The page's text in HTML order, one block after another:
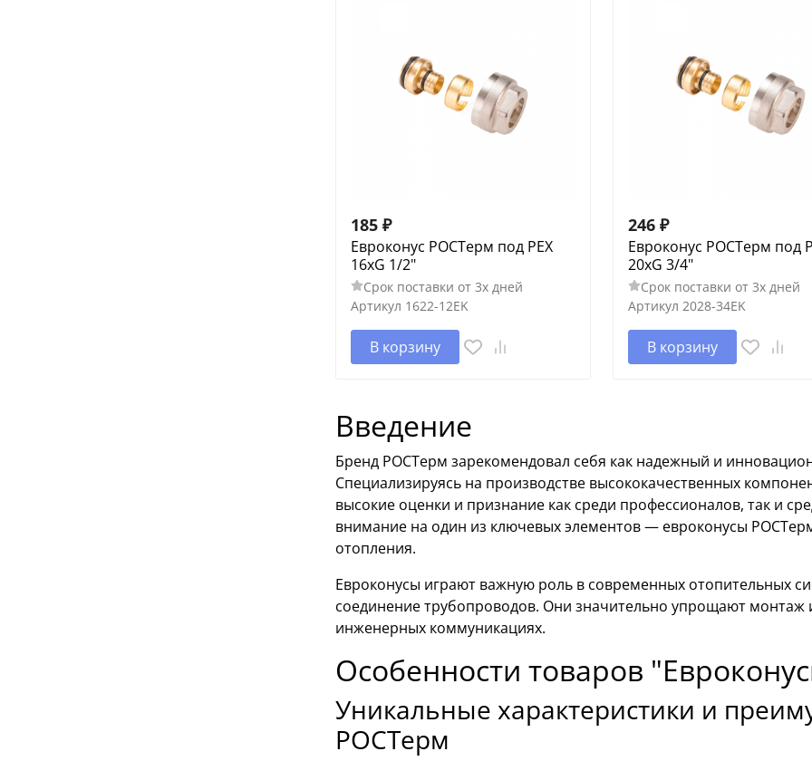
185 ₽
Евроконус РОСТерм под PEX
16xG 1/2"
Срок поставки от 3х дней
Артикул 1622-12EK
В корзину
246 ₽
Евроконус РОСТерм под
20xG 3/4"
Срок поставки от 3х дней
Артикул 2028-34EK
В корзину
Введение
Бренд РОСТерм зарекомендовал себя как надежный и
Специализируясь на производстве высококачественных
высокие оценки и признание как среди профессионалов, так и
внимание на один из ключевых элементов — евроконусы
отопления.
Евроконусы играют важную роль в современных отопительных
соединение трубопроводов. Они значительно упрощают
инженерных коммуникациях.
Особенности товаров
Уникальные характеристики и
РОСТерм